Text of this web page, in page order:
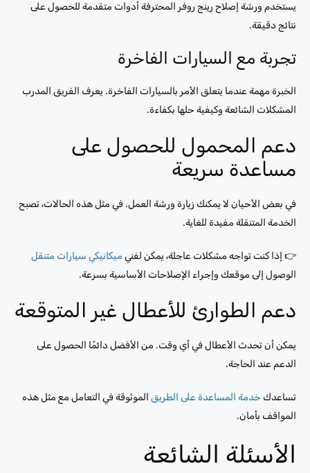
يستخدم ورشة إصلاح رينج روفر المحترفة أدوات متقدمة للحصول على
نتائج دقيقة.
تجربة مع السيارات الفاخرة
الخبرة مهمة عندما يتعلق الأمر بالسيارات الفاخرة. يعرف الفريق المدرب
المشكلات الشائعة وكيفية حلها بكفاءة.
دعم المحمول للحصول على
مساعدة سريعة
في بعض الأحيان لا يمكنك زيارة ورشة العمل. في مثل هذه الحالات، تصبح
الخدمة المتنقلة مفيدة للغاية.
👉 إذا كنت تواجه مشكلات عاجلة، يمكن لفني ميكانيكي سيارات متنقل
الوصول إلى موقعك وإجراء الإصلاحات الأساسية بسرعة.
دعم الطوارئ للأعطال غير المتوقعة
يمكن أن تحدث الأعطال في أي وقت. من الأفضل دائمًا الحصول على
الدعم عند الحاجة.
تساعدك خدمة المساعدة على الطريق الموثوقة في التعامل مع مثل هذه
المواقف بأمان.
الأسئلة الشائعة